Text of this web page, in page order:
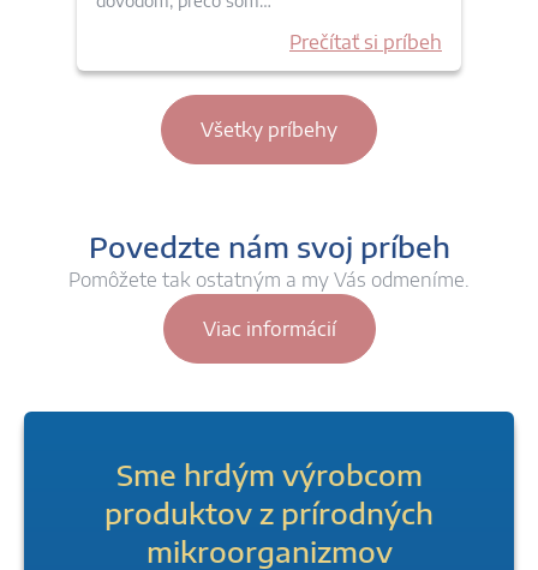
Prečítať si príbeh
Všetky príbehy
Povedzte nám svoj príbeh
Pomôžete tak ostatným a my Vás odmeníme.
Viac informácií
Sme hrdým výrobcom
produktov z prírodných
mikroorganizmov